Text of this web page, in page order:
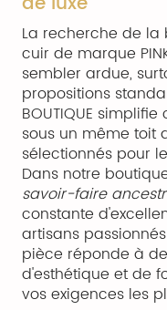
La recherche de
cuir de marque
sembler ardue,
propositions
BOUTIQUE
sous un même toit
sélectionnés pour
Dans notre
savoir-faire
constante
artisans
pièce réponde à
d'esthétique et de
vos exigences les